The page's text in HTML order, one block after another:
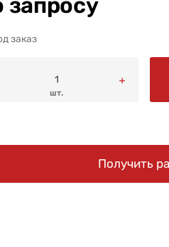
запросу
заказ
шт.
Получить